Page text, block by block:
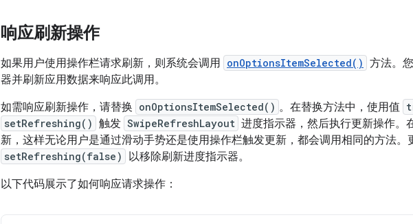
响应刷新操作
如果用户使用操作栏请求刷新，则系统会调用 onOptionsItemSelected() 方法。
器并刷新应用数据来响应此调用。
如需响应刷新操作，请替换 onOptionsItemSelected() 。在替换方法中，使用值
setRefreshing() 触发 SwipeRefreshLayout 进度指示器，然后执行更新操作。
新，这样无论用户是通过滑动手势还是使用操作栏触发更新，都会调用相同的方法。
setRefreshing(false)
以移除刷新进度指示器。
以下代码展示了如何响应请求操作：